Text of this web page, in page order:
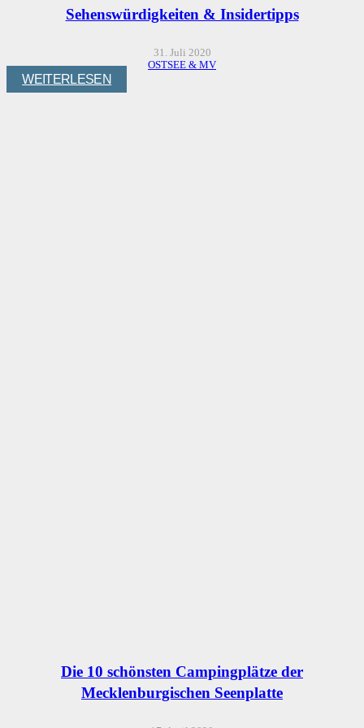
Sehenswürdigkeiten & Insidertipps
31. Juli 2020
OSTSEE & MV
WEITERLESEN
Die 10 schönsten Campingplätze der
Mecklenburgischen Seenplatte